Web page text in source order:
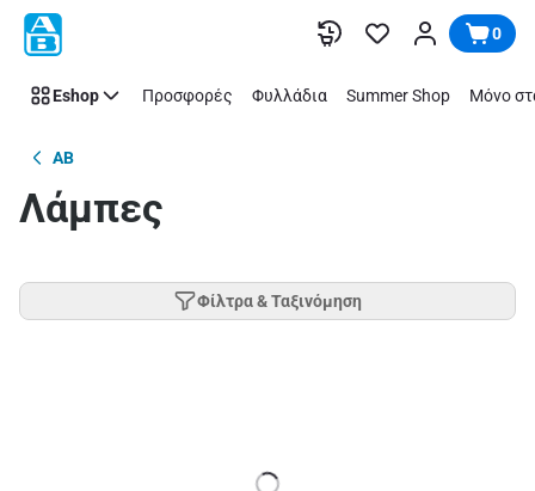
Παράλειψη 0
Eshop Προσφορές Φυλλάδια Summer Shop Μόνο
AB
Λάμπες
Φίλτρα & Ταξινόμηση